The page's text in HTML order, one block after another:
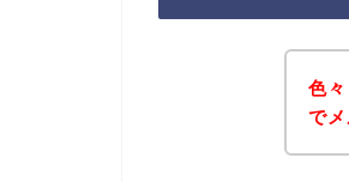
色
で